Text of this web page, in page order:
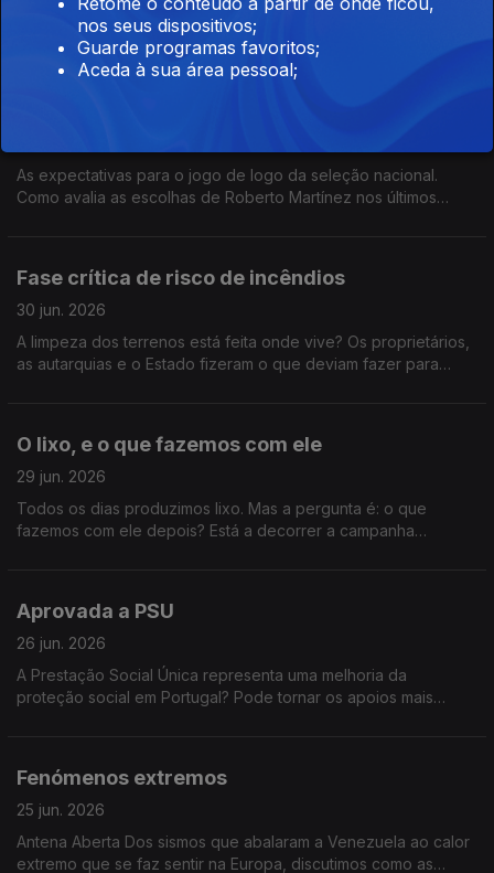
correção digital dos exames nacionais? Os alunos podem
confiar que as suas provas estão a ser corrigidas de forma
justa e rigorosa? As falhas conhecidas justificam uma revisão
do processo ou considera que a modernização da avaliação é
Na Antena Aberta: Portugal nos oitavos de final. Que leitura faz
desta vitória? Portugal convenceu ou continua a deixar
dúvidas? Gonçalo Ramos ganhou um lugar mais importante na
equipa? E até onde pode chegar esta seleção no Mundial?
As expectativas para o jogo de logo da seleção nacional.
Como avalia as escolhas de Roberto Martínez nos últimos
Fase crítica de risco de incêndios
30 jun. 2026
A limpeza dos terrenos está feita onde vive? Os proprietários,
as autarquias e o Estado fizeram o que deviam fazer para
O lixo, e o que fazemos com ele
29 jun. 2026
Todos os dias produzimos lixo. Mas a pergunta é: o que
fazemos com ele depois? Está a decorrer a campanha
lixo antes que o futuro se lixe.” Faz a separação dos resíduos
em casa? O que o impede de reciclar mais? Acredita que
Portugal está a fazer o suficiente para reduzir o lixo que
produz?
Aprovada a PSU
26 jun. 2026
A Prestação Social Única representa uma melhoria da
proteção social em Portugal? Pode tornar os apoios mais
Fenómenos extremos
25 jun. 2026
Antena Aberta Dos sismos que abalaram a Venezuela ao calor
extremo que se faz sentir na Europa, discutimos como as
nos seus dispositivos;
Guarde programas favoritos;
Aceda à sua área pessoal;